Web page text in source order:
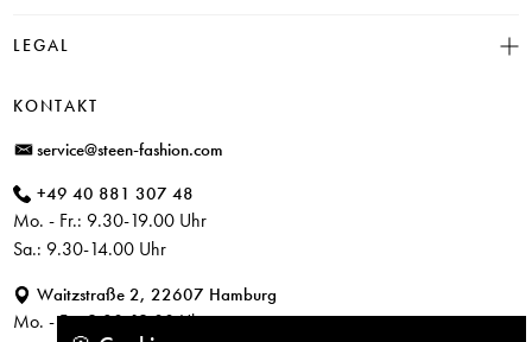
Rücksendung
JUVIA
CANDICE COOPER
+ Mehr Designer
Historie
LEGAL
Impressum
KONTAKT
service@steen-fashion.com
+49 40 881 307 48
Mo. - Fr.: 9.30-19.00 Uhr
Sa.: 9.30-14.00 Uhr
Waitzstraße 2, 22607 Hamburg
Mo. - Fr.: 9.30-19.00 Uhr